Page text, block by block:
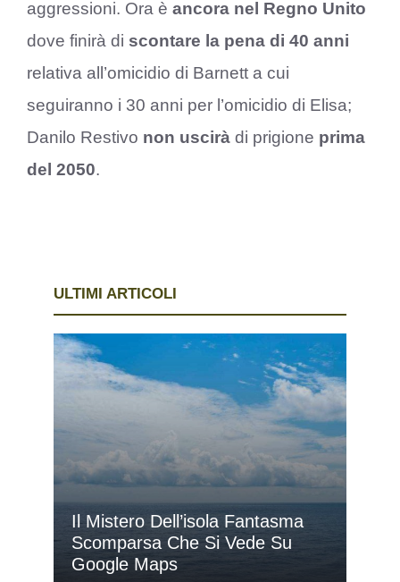
aggressioni. Ora è ancora nel Regno Unito
dove finirà di scontare la pena di 40 anni
relativa all’omicidio di Barnett a cui
seguiranno i 30 anni per l’omicidio di Elisa;
Danilo Restivo non uscirà di prigione prima
del 2050.
ULTIMI ARTICOLI
Il Mistero Dell’isola Fantasma
Scomparsa Che Si Vede Su
Google Maps